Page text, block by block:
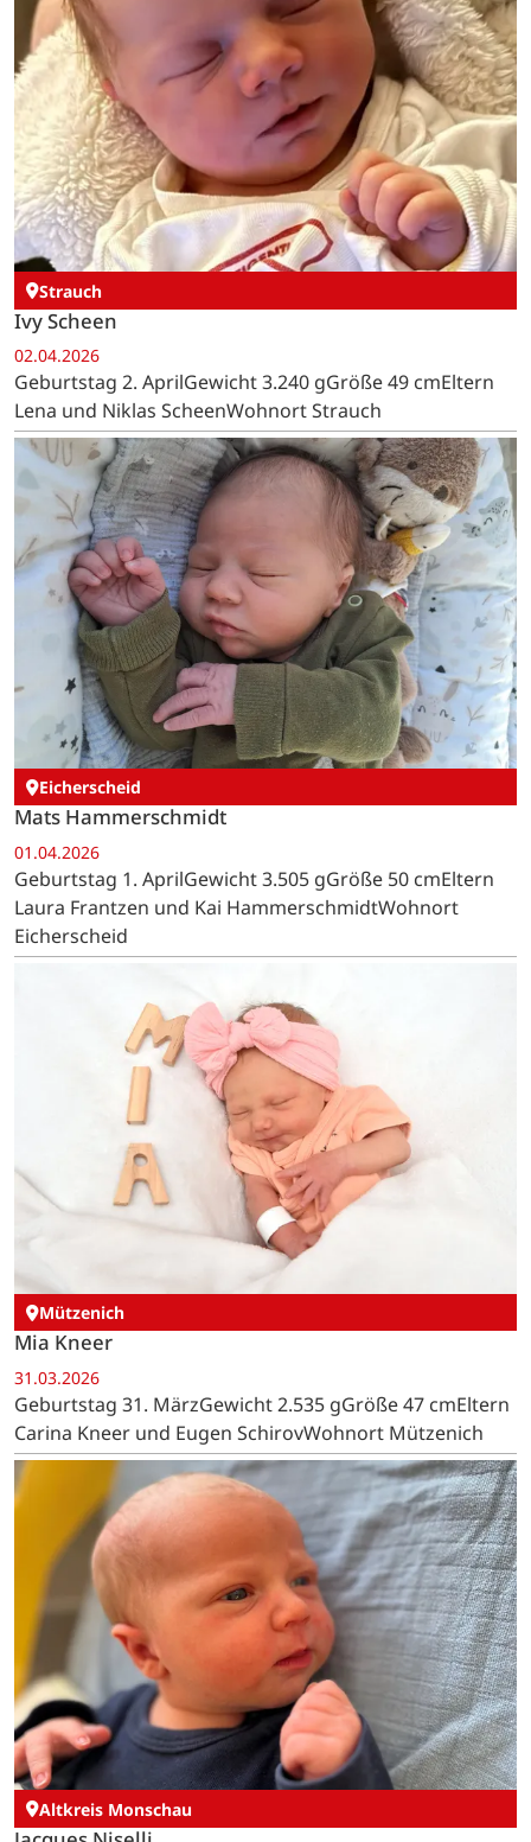
Strauch
Ivy Scheen
02.04.2026
Geburtstag 2. AprilGewicht 3.240 gGröße 49 cmEltern
Lena und Niklas ScheenWohnort Strauch
Eicherscheid
Mats Hammerschmidt
01.04.2026
Geburtstag 1. AprilGewicht 3.505 gGröße 50 cmEltern
Laura Frantzen und Kai HammerschmidtWohnort
Eicherscheid
Mützenich
Mia Kneer
31.03.2026
Geburtstag 31. MärzGewicht 2.535 gGröße 47 cmEltern
Carina Kneer und Eugen SchirovWohnort Mützenich
Altkreis Monschau